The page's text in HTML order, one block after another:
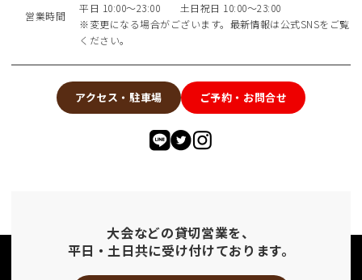
営業時間
平日 10:00〜23:00 土日祝日 10:00〜23:00
※変更になる場合がございます。最新情報は公式SNSをご覧
ください。
アクセス・駐車場 ご予約・お問合せ
大会などの貸切営業を、
平日・土日共に受け付けております。